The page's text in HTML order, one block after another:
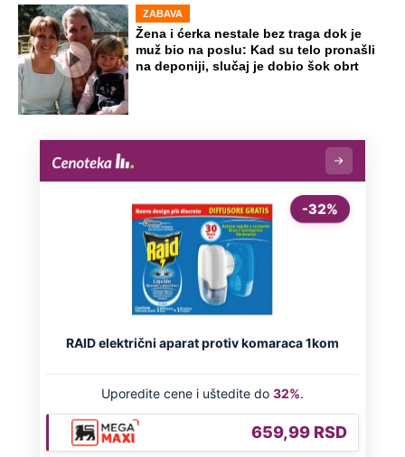
ZABAVA
Žena i ćerka nestale bez traga dok je
muž bio na poslu: Kad su telo pronašli
na deponiji, slučaj je dobio šok obrt